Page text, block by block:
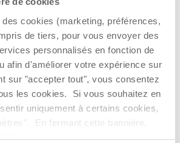
cookies (marketing, préférences,
de tiers, pour vous envoyer des
personnalisés en fonction de
afin d'améliorer votre expérience sur
sur "accepter tout", vous consentez
les cookies. Si vous souhaitez en
uniquement à certains cookies,
En fermant cette bannière,
des seuls cookies
pièce
Maillot de bain une pièce
19,99 €
AJOUTER